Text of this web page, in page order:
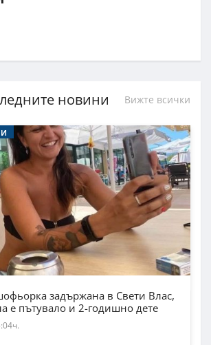
новини Вижте всички
задържана в Свети Влас,
е пътувало и 2-годишно дете